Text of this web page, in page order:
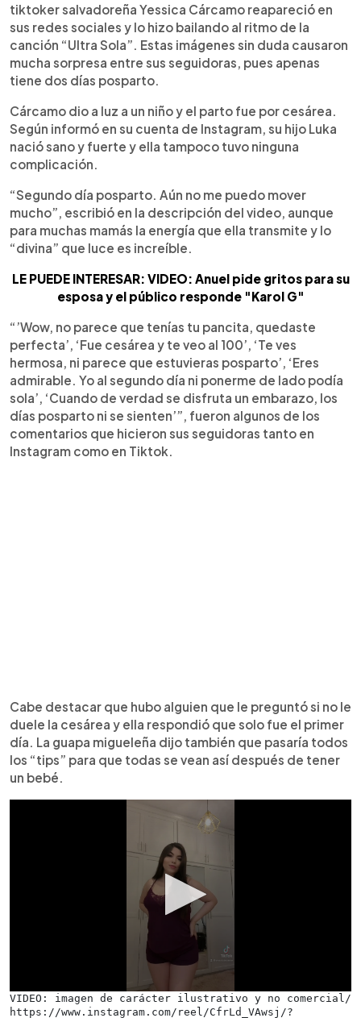
tiktoker salvadoreña Yessica Cárcamo reapareció en
sus redes sociales y lo hizo bailando al ritmo de la
canción “Ultra Sola”. Estas imágenes sin duda causaron
mucha sorpresa entre sus seguidoras, pues apenas
tiene dos días posparto.
Cárcamo dio a luz a un niño y el parto fue por cesárea.
Según informó en su cuenta de Instagram, su hijo Luka
nació sano y fuerte y ella tampoco tuvo ninguna
complicación.
“Segundo día posparto. Aún no me puedo mover
mucho”, escribió en la descripción del video, aunque
para muchas mamás la energía que ella transmite y lo
“divina” que luce es increíble.
LE PUEDE INTERESAR: VIDEO: Anuel pide gritos para su
esposa y el público responde "Karol G"
“’Wow, no parece que tenías tu pancita, quedaste
perfecta’, ‘Fue cesárea y te veo al 100’, ‘Te ves
hermosa, ni parece que estuvieras posparto’, ‘Eres
admirable. Yo al segundo día ni ponerme de lado podía
sola’, ‘Cuando de verdad se disfruta un embarazo, los
días posparto ni se sienten’”, fueron algunos de los
comentarios que hicieron sus seguidoras tanto en
Instagram como en Tiktok.
Cabe destacar que hubo alguien que le preguntó si no le
duele la cesárea y ella respondió que solo fue el primer
día. La guapa migueleña dijo también que pasaría todos
los “tips” para que todas se vean así después de tener
un bebé.
VIDEO: imagen de carácter ilustrativo y no comercial/
https://www.instagram.com/reel/CfrLd_VAwsj/?